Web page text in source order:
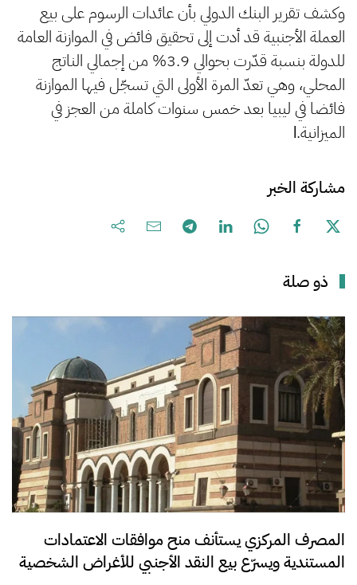
وكشف تقرير البنك الدولي بأن عائدات الرسوم على بيع
العملة الأجنبية قد أدت إلى تحقيق فائض في الموازنة العامة
للدولة بنسبة قدّرت بحوالي 3.9% من إجمالي الناتج
المحلي، وهي تعدّ المرة الأولى التي تسجّل فيها الموازنة
فائضا في ليبيا بعد خمس سنوات كاملة من العجز في
الميزانية.ا
مشاركة الخبر
ذو صلة
المصرف المركزي يستأنف منح موافقات الاعتمادات
المستندية ويسرّع بيع النقد الأجنبي للأغراض الشخصية